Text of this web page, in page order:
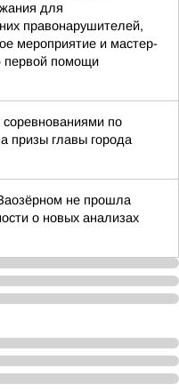
для
правонарушителей,
мероприятие и мастер-
первой помощи
по
призы главы города
не прошла
о новых анализах